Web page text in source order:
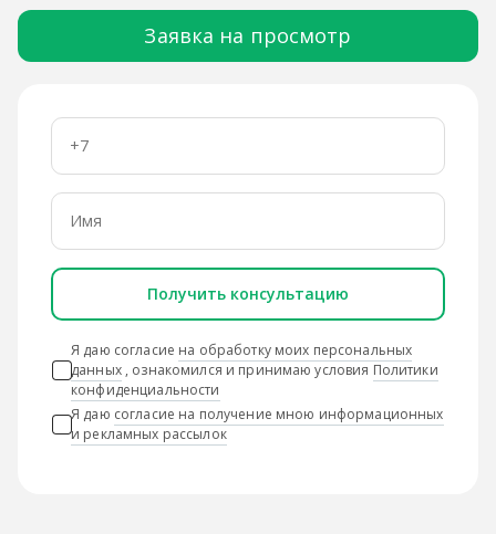
Заявка на просмотр
Получить консультацию
Я даю согласие на обработку моих персональных
данных, ознакомился и принимаю условия Политики
конфиденциальности
Я даю согласие на получение мною информационных
и рекламных рассылок